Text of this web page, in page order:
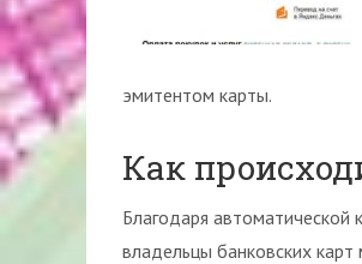
эмитентом карты.
Как
Благодаря
владельцы банковских